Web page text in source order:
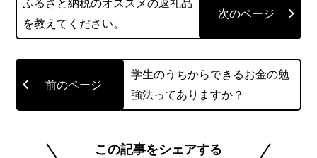
地建物取引主任者資格保持。
お金に関する悩みは尽きないものですが、つらい
を減らすことはできます。自然体で生活できて安
定した家計を保持、もしもの時の備えもできると
したら、すごくうれしいとは思いませんか？ そん
アドバイスをさせて頂きます。
ふるさと納税のオススメの返礼品
を教えてください。
学生のうちからできるお金の勉
強法ってありますか？
この記事をシェアする